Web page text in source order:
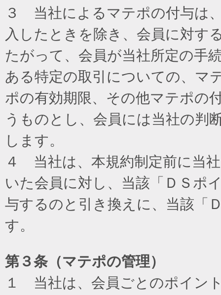
３ 当社によるマテポの付与は
入したときを除き、会員に対す
たがって、会員が当社所定の手
ある特定の取引についての、マ
ポの有効期限、その他マテポの
うものとし、会員には当社の判
します。
４ 当社は、本規約制定前に当
いた会員に対し、当該「ＤＳポ
与するのと引き換えに、当該「
す。
第３条（マテポの管理）
１ 当社は、会員ごとのポイン